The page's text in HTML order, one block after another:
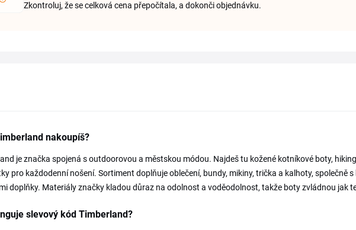
Zkontroluj, že se celková cena přepočítala, a dokonči objednávku.
nakoupíš?
je značka spojená s outdoorovou a městskou módou. Najdeš tu kožené kotníkové boty,
pro každodenní nošení. Sortiment doplňuje oblečení, bundy, mikiny, trička a kalhoty, společně
doplňky. Materiály značky kladou důraz na odolnost a voděodolnost, takže boty zvládnou jak
slevový kód Timberland?